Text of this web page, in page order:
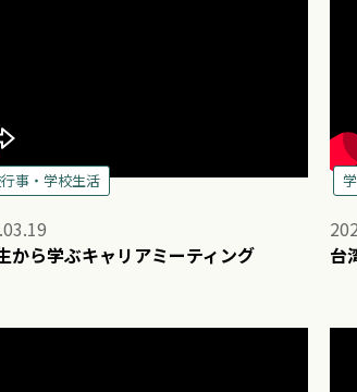
事・学校生活
から学ぶキャリアミーティング
台